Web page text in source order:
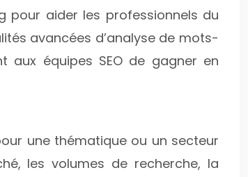
pour aider les professionnels du
avancées d’analyse de mots-
aux équipes SEO de gagner en
une thématique ou un secteur
les volumes de recherche, la